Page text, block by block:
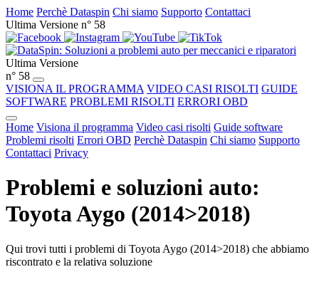
Home Perchè Dataspin Chi siamo Supporto Contattaci
Ultima Versione n° 58
Ultima Versione
n° 58
VISIONA IL PROGRAMMA VIDEO CASI RISOLTI GUIDE
SOFTWARE PROBLEMI RISOLTI ERRORI OBD
Home Visiona il programma Video casi risolti Guide software
Problemi risolti Errori OBD Perchè Dataspin Chi siamo Supporto
Contattaci Privacy
Problemi e soluzioni auto:
Toyota Aygo (2014>2018)
Qui trovi tutti i problemi di Toyota Aygo (2014>2018) che abbiamo
riscontrato e la relativa soluzione